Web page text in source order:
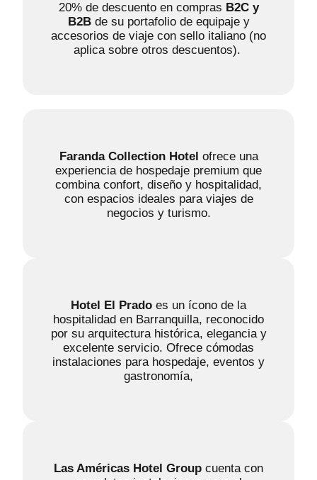
20% de descuento en compras B2C y
B2Bde su portafolio de equipaje y
accesorios de viaje con sello italiano (no
aplica sobre otros descuentos).
Faranda Collection Hotel ofrece una
experiencia de hospedaje premium que
combina confort, diseño y hospitalidad,
con espacios ideales para viajes de
negocios y turismo.
Hotel El Prado es un ícono de la
hospitalidad en Barranquilla, reconocido
por su arquitectura histórica, elegancia y
excelente servicio. Ofrece cómodas
instalaciones para hospedaje, eventos y
gastronomía,
Las Américas Hotel Group cuenta con